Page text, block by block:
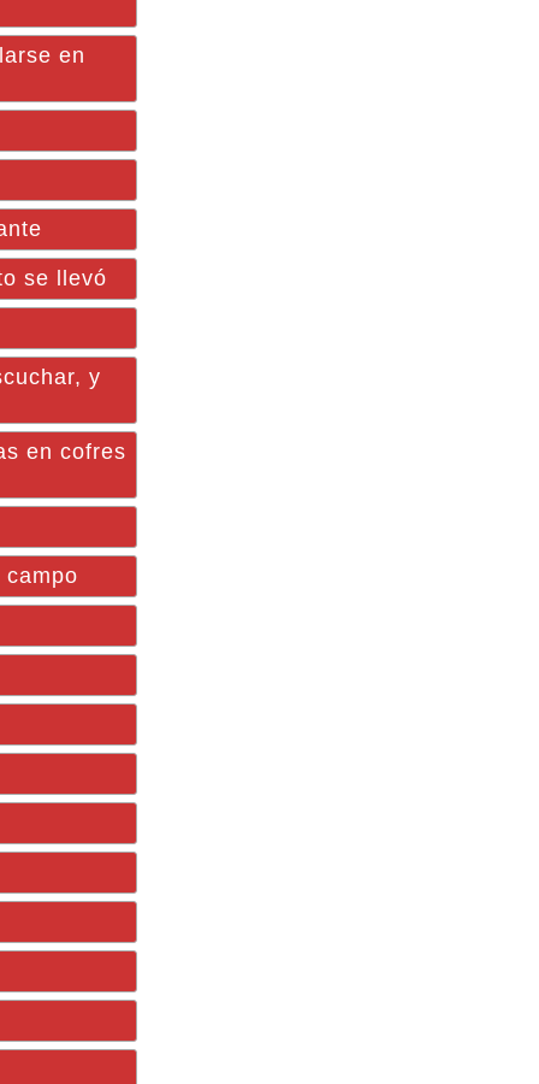
en
se llevó
y
en cofres